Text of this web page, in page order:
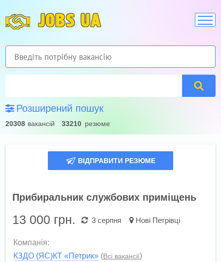
JOBS UA
Розширений пошук
20308 вакансій 33210 резюме
ВІДПРАВИТИ РЕЗЮМЕ
Прибиральник службових приміщень
13 000 грн. 3 серпня Нові Петрівці
Компанія:
КЗДО (ЯС)КТ «Петрик» (Всі вакансії)